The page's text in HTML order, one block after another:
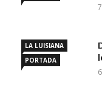
LA LUISIANA
PORTADA